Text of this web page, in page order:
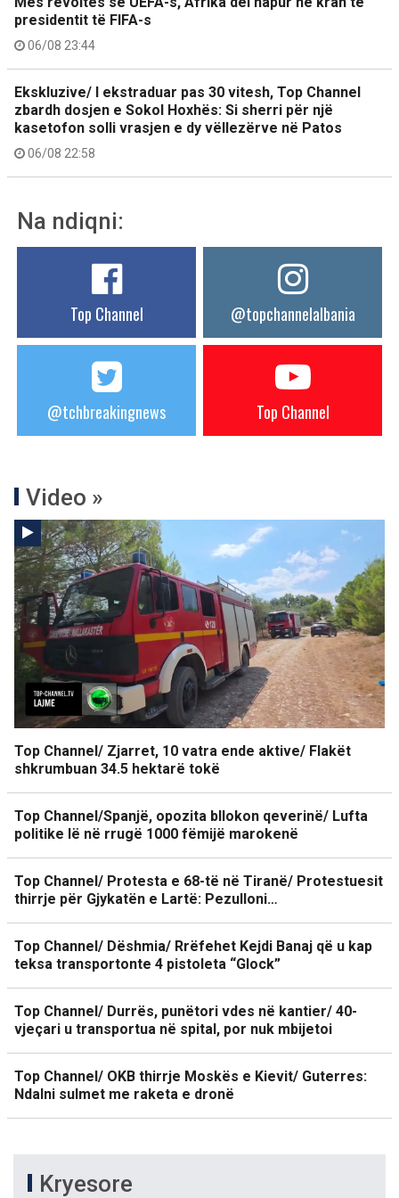
presidentit të FIFA-s
06/08 23:44
Ekskluzive/ I ekstraduar pas 30 vitesh, Top Channel
zbardh dosjen e Sokol Hoxhës: Si sherri për një
kasetofon solli vrasjen e dy vëllezërve në Patos
06/08 22:58
Na ndiqni:
Top Channel @topchannelalbania
@tchbreakingnews Top Channel
Video »
Top Channel/ Zjarret, 10 vatra ende aktive/ Flakët
shkrumbuan 34.5 hektarë tokë
Top Channel/Spanjë, opozita bllokon qeverinë/ Lufta
politike lë në rrugë 1000 fëmijë marokenë
Top Channel/ Protesta e 68-të në Tiranë/ Protestuesit
thirrje për Gjykatën e Lartë: Pezulloni…
Top Channel/ Dëshmia/ Rrëfehet Kejdi Banaj që u kap
teksa transportonte 4 pistoleta “Glock”
Top Channel/ Durrës, punëtori vdes në kantier/ 40-
vjeçari u transportua në spital, por nuk mbijetoi
Top Channel/ OKB thirrje Moskës e Kievit/ Guterres:
Ndalni sulmet me raketa e dronë
Kryesore